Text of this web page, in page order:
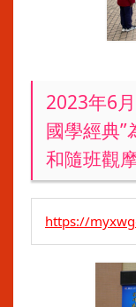
2023年6
國學經典
和隨班觀
https://